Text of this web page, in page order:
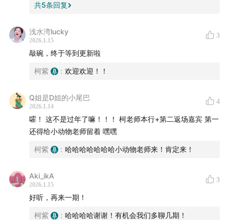
柠条
共5条回复
浅水湾lucky
2026.1.15
3
敲碗，终于等到更新啦
柯紫 : 欢迎欢迎！！
Q姐是D姐的小尾巴
2026.1.14
4
嚯！ 这不是过年了嘛！！！ 柯老师本行+第二返场嘉宾 第一
还得给小动物老师留着 嘿嘿
柯紫 : 哈哈哈哈哈哈哈小动物老师来！肯定来！
Aki_ikA
2026.1.15
3
好听，再来一期！
柯紫 : 哈哈哈哈谢谢！有机会我们多聊几期！